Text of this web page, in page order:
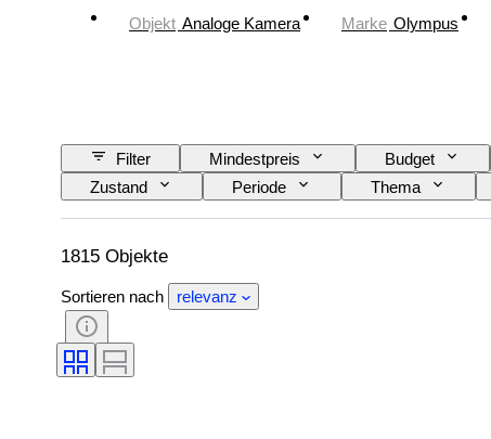
Objekt Analoge Kamera Marke Olympus
Filter Mindestpreis Budget
Zustand
Periode Thema
Art von Mikroskop
Art von Videorekorder
1815 Objekte
Sortieren nach relevanz